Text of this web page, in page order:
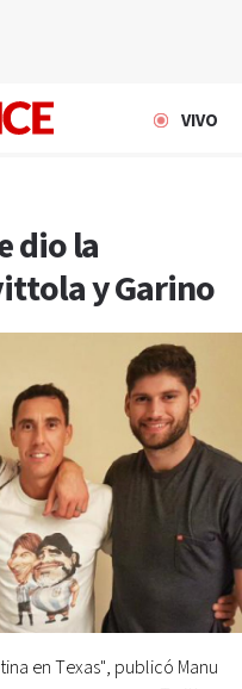
VIVO
dio la
y Garino
en Texas", publicó Manu